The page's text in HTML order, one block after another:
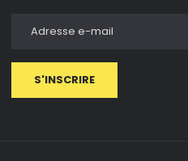
S'INSCRIRE